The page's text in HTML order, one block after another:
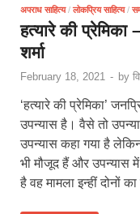
अपराध साहित्य/ लोकप्रिय साहित्य/
हत्यारे की
शर्मा
February 18, 2021 - by
‘हत्यारे की प्रेमिका’
उपन्यास है। वैसे तो
उपन्यास कहा गया है
भी मौजूद हैं और उपन्यास
है वह मामला इन्हीं दोनों